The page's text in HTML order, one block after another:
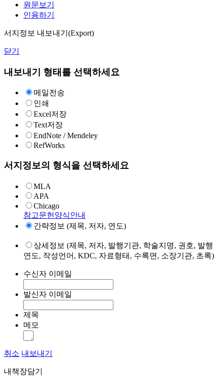
원문보기
인용하기
서지정보 내보내기(Export)
닫기
내보내기 형태를 선택하세요
메일전송
인쇄
Excel저장
Text저장
EndNote / Mendeley
RefWorks
서지정보의 형식을 선택하세요
MLA
APA
Chicago
참고문헌양식안내
간략정보 (제목, 저자, 연도)
상세정보 (제목, 저자, 발행기관, 학술지명, 권호, 발행
연도, 작성언어, KDC, 자료형태, 수록면, 소장기관, 초록)
수신자 이메일
발신자 이메일
제목
메모
취소 내보내기
내책장담기